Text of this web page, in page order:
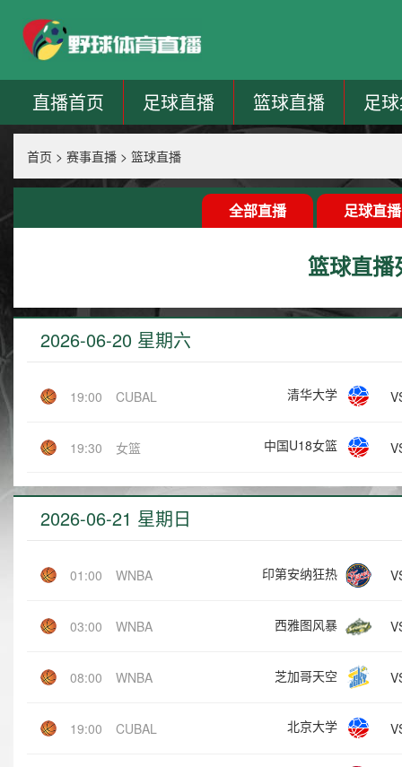
直播首页 足球直播 篮球直播 足
首页 > 赛事直播 > 篮球直播
全部直播 足球直播
篮球直播
2026-06-20 星期六
19:00 CUBAL 清华大学
19:30 女篮 中国U18女篮
2026-06-21 星期日
01:00 WNBA 印第安纳狂热
03:00 WNBA 西雅图风暴
08:00 WNBA 芝加哥天空
19:00 CUBAL 北京大学